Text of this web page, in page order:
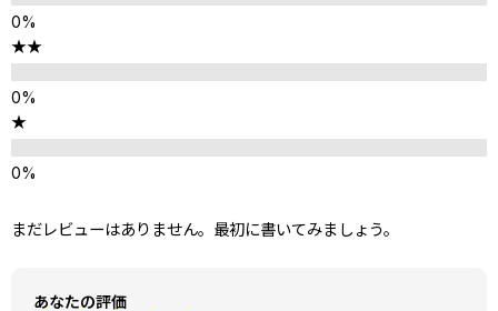
★★
★
まだレビューはありません。最初に書いてみましょう。
あなたの評価